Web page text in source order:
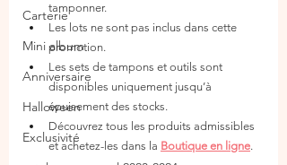
Carterie
Mini album
Anniversaire
Halloween
Exclusivité
tamponner.
Les lots ne sont pas inclus dans cette
promotion.
Les sets de tampons et outils sont
disponibles uniquement jusqu’à
épuisement des stocks.
Découvrez tous les produits admissibles
et achetez-les dans la Boutique en ligne.